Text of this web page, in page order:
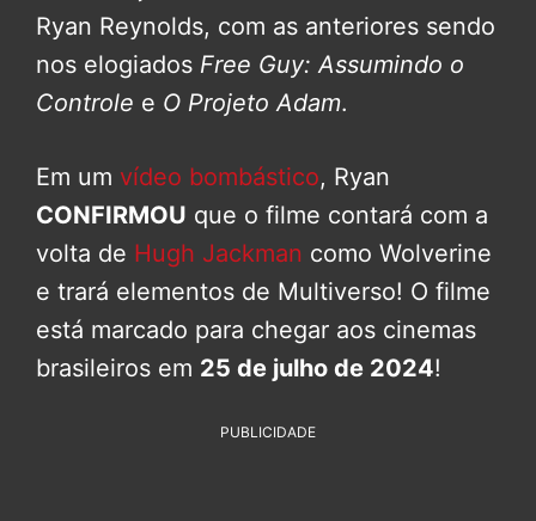
Ryan Reynolds, com as anteriores sendo
nos elogiados Free Guy: Assumindo o
Controle e O Projeto Adam.
Em um vídeo bombástico, Ryan
CONFIRMOU que o filme contará com a
volta de Hugh Jackman como Wolverine
e trará elementos de Multiverso! O filme
está marcado para chegar aos cinemas
brasileiros em 25 de julho de 2024!
PUBLICIDADE